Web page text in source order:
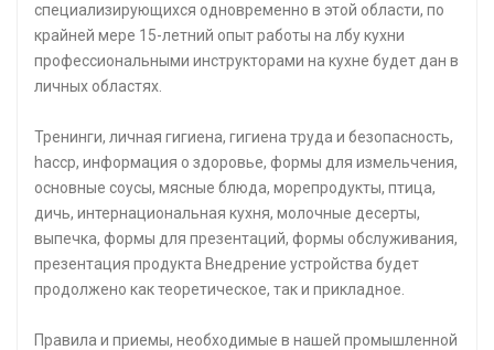
специализирующихся одновременно в этой области, по
крайней мере 15-летний опыт работы на лбу кухни
профессиональными инструкторами на кухне будет дан в
личных областях.
Тренинги, личная гигиена, гигиена труда и безопасность,
haccp, информация о здоровье, формы для измельчения,
основные соусы, мясные блюда, морепродукты, птица,
дичь, интернациональная кухня, молочные десерты,
выпечка, формы для презентаций, формы обслуживания,
презентация продукта Внедрение устройства будет
продолжено как теоретическое, так и прикладное.
Правила и приемы, необходимые в нашей промышленной